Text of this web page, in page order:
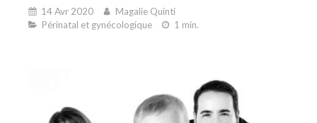
14 Avr 2020
Magalie Quinti
Périnatal et gynécologique
1 min.